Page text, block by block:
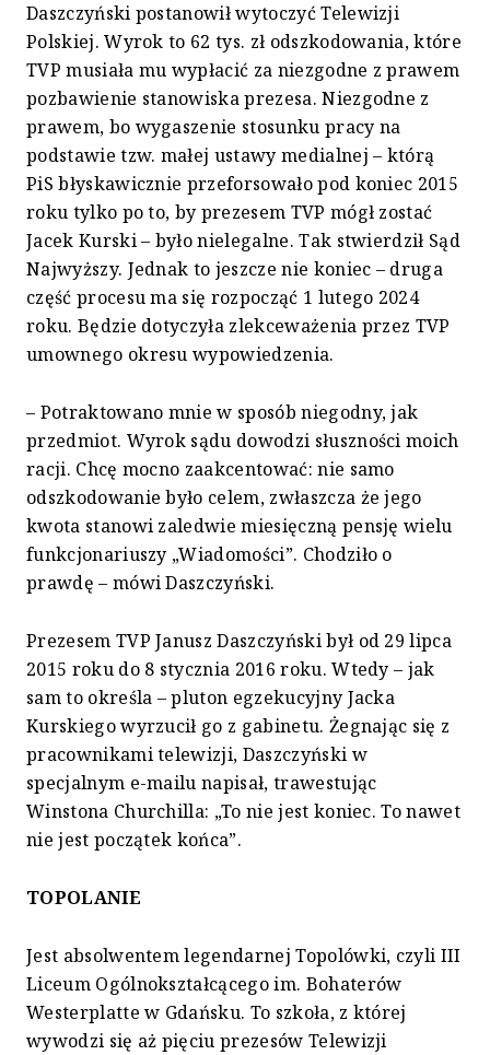
Daszczyński postanowił wytoczyć Telewizji
Polskiej. Wyrok to 62 tys. zł odszkodowania, które
TVP musiała mu wypłacić za niezgodne z prawem
pozbawienie stanowiska prezesa. Niezgodne z
prawem, bo wygaszenie stosunku pracy na
podstawie tzw. małej ustawy medialnej – którą
PiS błyskawicznie przeforsowało pod koniec 2015
roku tylko po to, by prezesem TVP mógł zostać
Jacek Kurski – było nielegalne. Tak stwierdził Sąd
Najwyższy. Jednak to jeszcze nie koniec – druga
część procesu ma się rozpocząć 1 lutego 2024
roku. Będzie dotyczyła zlekceważenia przez TVP
umownego okresu wypowiedzenia.
– Potraktowano mnie w sposób niegodny, jak
przedmiot. Wyrok sądu dowodzi słuszności moich
racji. Chcę mocno zaakcentować: nie samo
odszkodowanie było celem, zwłaszcza że jego
kwota stanowi zaledwie miesięczną pensję wielu
funkcjonariuszy „Wiadomości”. Chodziło o
prawdę – mówi Daszczyński.
Prezesem TVP Janusz Daszczyński był od 29 lipca
2015 roku do 8 stycznia 2016 roku. Wtedy – jak
sam to określa – pluton egzekucyjny Jacka
Kurskiego wyrzucił go z gabinetu. Żegnając się z
pracownikami telewizji, Daszczyński w
specjalnym e-mailu napisał, trawestując
Winstona Churchilla: „To nie jest koniec. To nawet
nie jest początek końca”.
TOPOLANIE
Jest absolwentem legendarnej Topolówki, czyli III
Liceum Ogólnokształcącego im. Bohaterów
Westerplatte w Gdańsku. To szkoła, z której
wywodzi się aż pięciu prezesów Telewizji